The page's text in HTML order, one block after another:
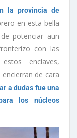
la provincia de
en esta bella
potenciar aun
con las
enclaves,
de cara
a dudas fue una
los núcleos